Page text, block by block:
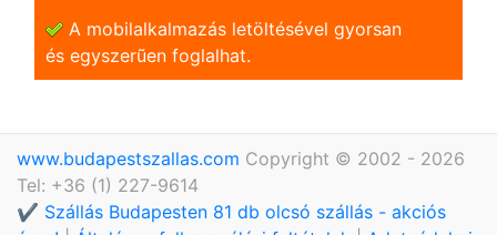
A mobilalkalmazás letöltésével gyorsan
és egyszerũen foglalhat.
www.budapestszallas.com Copyright © 2002 - 2026
Tel: +36 (1) 227-9614
✔️ Szállás Budapesten 81 db olcsó szállás - akciós